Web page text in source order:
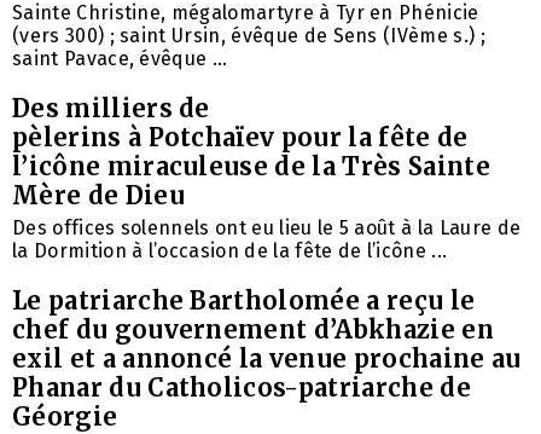
Sainte Christine, mégalomartyre à Tyr en Phénicie
(vers 300) ; saint Ursin, évêque de Sens (IVème s.) ;
saint Pavace, évêque ...
Des milliers de
pèlerins à Potchaïev pour la fête de
l’icône miraculeuse de la Très Sainte
Mère de Dieu
Des offices solennels ont eu lieu le 5 août à la Laure de
la Dormition à l’occasion de la fête de l’icône ...
Le patriarche Bartholomée a reçu le
chef du gouvernement d’Abkhazie en
exil et a annoncé la venue prochaine au
Phanar du Catholicos-patriarche de
Géorgie